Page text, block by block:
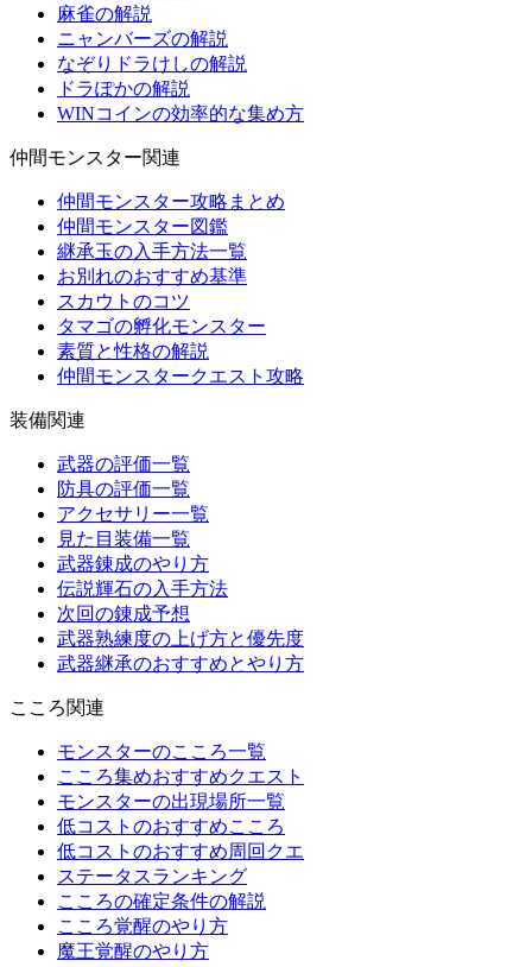
麻雀の解説
ニャンバーズの解説
なぞりドラけしの解説
ドラぽかの解説
WINコインの効率的な集め方
仲間モンスター関連
仲間モンスター攻略まとめ
仲間モンスター図鑑
継承玉の入手方法一覧
お別れのおすすめ基準
スカウトのコツ
タマゴの孵化モンスター
素質と性格の解説
仲間モンスタークエスト攻略
装備関連
武器の評価一覧
防具の評価一覧
アクセサリー一覧
見た目装備一覧
武器錬成のやり方
伝説輝石の入手方法
次回の錬成予想
武器熟練度の上げ方と優先度
武器継承のおすすめとやり方
こころ関連
モンスターのこころ一覧
こころ集めおすすめクエスト
モンスターの出現場所一覧
低コストのおすすめこころ
低コストのおすすめ周回クエ
ステータスランキング
こころの確定条件の解説
こころ覚醒のやり方
魔王覚醒のやり方